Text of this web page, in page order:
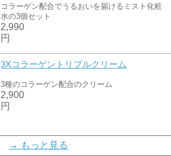
コラーゲン配合でうるおいを届けるミスト化粧
水の3個セット
2,990
円
3Xコラーゲントリプルクリーム
3種のコラーゲン配合のクリーム
2,900
円
リッチ生コラーゲン特別ケアセット
→ もっと見る